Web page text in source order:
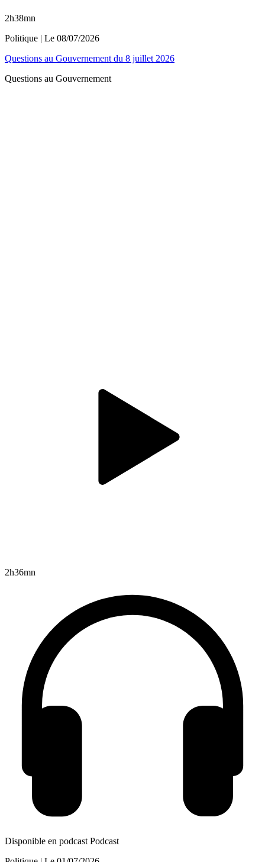
2h38mn
Politique | Le 08/07/2026
Questions au Gouvernement du 8 juillet 2026
Questions au Gouvernement
2h36mn
Disponible en podcast Podcast